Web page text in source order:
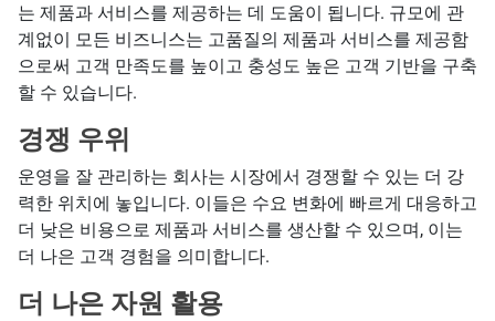
는 제품과 서비스를 제공하는 데 도움이 됩니다. 규모에 관
계없이 모든 비즈니스는 고품질의 제품과 서비스를 제공함
으로써 고객 만족도를 높이고 충성도 높은 고객 기반을 구축
할 수 있습니다.
경쟁 우위
운영을 잘 관리하는 회사는 시장에서 경쟁할 수 있는 더 강
력한 위치에 놓입니다. 이들은 수요 변화에 빠르게 대응하고
더 낮은 비용으로 제품과 서비스를 생산할 수 있으며, 이는
더 나은 고객 경험을 의미합니다.
더 나은 자원 활용